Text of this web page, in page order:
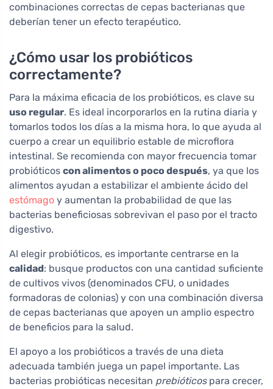
combinaciones correctas de cepas bacterianas que
deberían tener un efecto terapéutico.
¿Cómo usar los probióticos
correctamente?
Para la máxima eficacia de los probióticos, es clave su
uso regular. Es ideal incorporarlos en la rutina diaria y
tomarlos todos los días a la misma hora, lo que ayuda al
cuerpo a crear un equilibrio estable de microflora
intestinal. Se recomienda con mayor frecuencia tomar
probióticos con alimentos o poco después, ya que los
alimentos ayudan a estabilizar el ambiente ácido del
estómago y aumentan la probabilidad de que las
bacterias beneficiosas sobrevivan el paso por el tracto
digestivo.
Al elegir probióticos, es importante centrarse en la
calidad: busque productos con una cantidad suficiente
de cultivos vivos (denominados CFU, o unidades
formadoras de colonias) y con una combinación diversa
de cepas bacterianas que apoyen un amplio espectro
de beneficios para la salud.
El apoyo a los probióticos a través de una dieta
adecuada también juega un papel importante. Las
bacterias probióticas necesitan prebióticospara crecer,